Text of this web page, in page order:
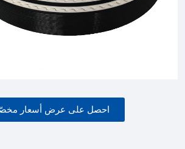
احصل على عرض أسعار